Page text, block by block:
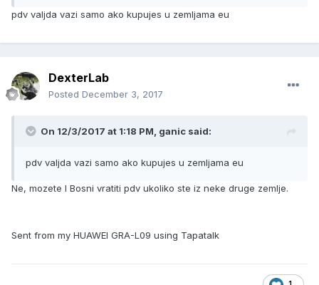
pdv valjda vazi samo ako kupujes u zemljama eu
DexterLab
Posted December 3, 2017
On 12/3/2017 at 1:18 PM, ganic said:
pdv valjda vazi samo ako kupujes u zemljama eu
Ne, mozete I Bosni vratiti pdv ukoliko ste iz neke druge zemlje.
Sent from my HUAWEI GRA-L09 using Tapatalk